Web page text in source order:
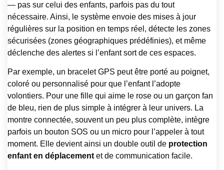
— pas sur celui des enfants, parfois pas du tout
nécessaire. Ainsi, le système envoie des mises à jour
régulières sur la position en temps réel, détecte les zones
sécurisées (zones géographiques prédéfinies), et même
déclenche des alertes si l’enfant sort de ces espaces.
Par exemple, un bracelet GPS peut être porté au poignet,
coloré ou personnalisé pour que l’enfant l’adopte
volontiers. Pour une fille qui aime le rose ou un garçon fan
de bleu, rien de plus simple à intégrer à leur univers. La
montre connectée, souvent un peu plus complète, intègre
parfois un bouton SOS ou un micro pour l’appeler à tout
moment. Elle devient ainsi un double outil de protection
enfant en déplacement et de communication facile.